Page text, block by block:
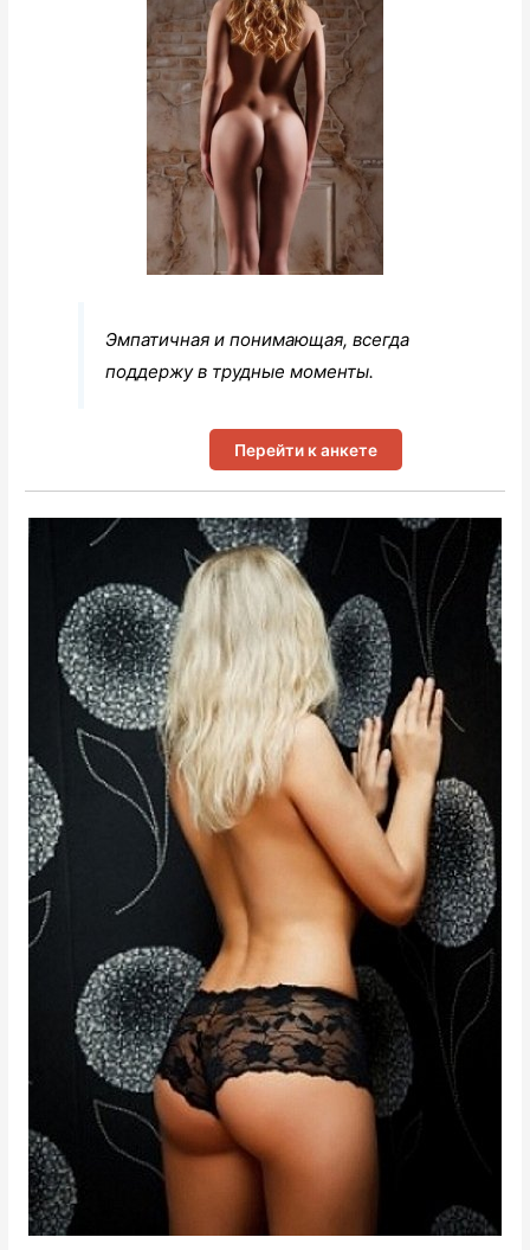
Эмпатичная и понимающая, всегда
поддержу в трудные моменты.
Перейти к анкете